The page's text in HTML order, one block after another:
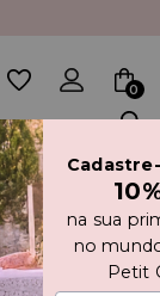
0
na sua
no
Petit